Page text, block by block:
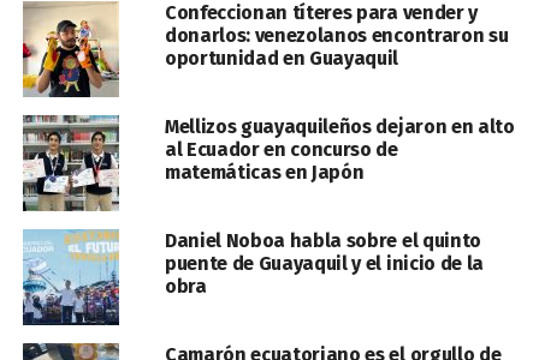
Confeccionan títeres para vender y
donarlos: venezolanos encontraron su
oportunidad en Guayaquil
Mellizos guayaquileños dejaron en alto
al Ecuador en concurso de
matemáticas en Japón
Daniel Noboa habla sobre el quinto
puente de Guayaquil y el inicio de la
obra
Camarón ecuatoriano es el orgullo de